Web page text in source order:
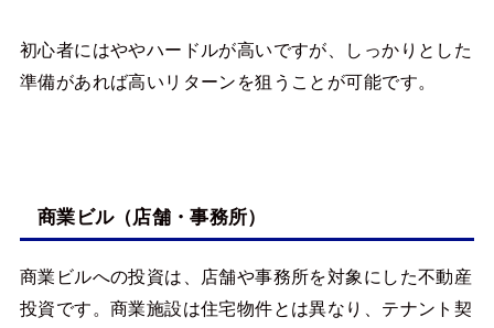
初心者にはややハードルが高いですが、しっかりとした
準備があれば高いリターンを狙うことが可能です。
商業ビル（店舗・事務所）
商業ビルへの投資は、店舗や事務所を対象にした不動産
投資です。商業施設は住宅物件とは異なり、テナント契